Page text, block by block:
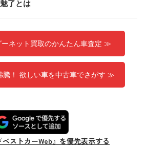
了とは
ネット買取のかんたん車査定 ≫
騰！ 欲しい車を中古車でさがす ≫
ストカーWeb』を優先表示する